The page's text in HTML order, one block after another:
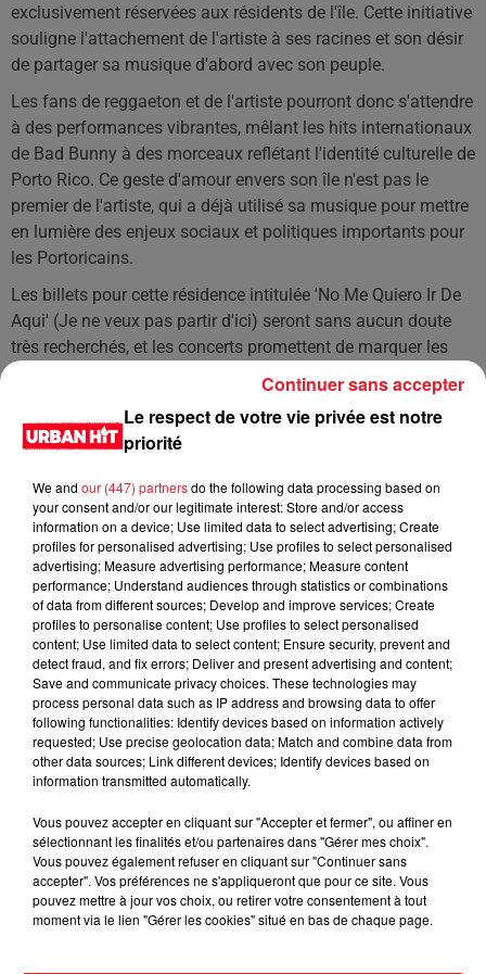
exclusivement réservées aux résidents de l'île. Cette initiative
souligne l'attachement de l'artiste à ses racines et son désir
de partager sa musique d'abord avec son peuple.
Les fans de reggaeton et de l'artiste pourront donc s'attendre
à des performances vibrantes, mêlant les hits internationaux
de Bad Bunny à des morceaux reflétant l'identité culturelle de
Porto Rico. Ce geste d'amour envers son île n'est pas le
premier de l'artiste, qui a déjà utilisé sa musique pour mettre
en lumière des enjeux sociaux et politiques importants pour
les Portoricains.
Les billets pour cette résidence intitulée 'No Me Quiero Ir De
Aqui' (Je ne veux pas partir d'ici) seront sans aucun doute
très recherchés, et les concerts promettent de marquer les
esprits tant par leur dimension festive que par leur portée
LES DERNIÈRES NEWS
Jay-Z se bat contre la grand-mère
d'un homme prétendant être son fils
Cassie met fin à une ex-escorte
masculine dans sa bataille...
Montparnasse : des désaccords
entre...
Le respect de votre vie privée est notre
priorité
We and our (447) partnersdo the following data processing based on
your consent and/or our legitimate interest: Store and/or access
information on a device; Use limited data to select advertising; Create
profiles for personalised advertising; Use profiles to select personalised
advertising; Measure advertising performance; Measure content
performance; Understand audiences through statistics or combinations
of data from different sources; Develop and improve services; Create
profiles to personalise content; Use profiles to select personalised
content; Use limited data to select content; Ensure security, prevent and
detect fraud, and fix errors; Deliver and present advertising and content;
Save and communicate privacy choices. These technologies may
process personal data such as IP address and browsing data to offer
following functionalities: Identify devices based on information actively
requested; Use precise geolocation data; Match and combine data from
other data sources; Link different devices; Identify devices based on
information transmitted automatically.
Vous pouvez accepter en cliquant sur "Accepter et fermer", ou affiner en
sélectionnant les finalités et/ou partenaires dans "Gérer mes choix".
Vous pouvez également refuser en cliquant sur "Continuer sans
accepter". Vos préférences ne s'appliqueront que pour ce site. Vous
pouvez mettre à jour vos choix, ou retirer votre consentement à tout
moment via le lien "Gérer les cookies" situé en bas de chaque page.
Continuer sans accepter